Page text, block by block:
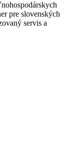
pre slovenských
servis a